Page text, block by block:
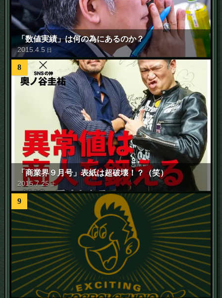
「数値実績」は何の為にあるのか？
2015 .4 .5 日
8
「商業界９月号」表紙は超破壊！？（笑）
2015.7.25 土
9